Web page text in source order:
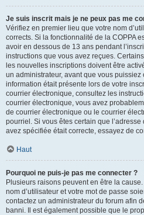
Je suis inscrit mais je ne peux pas me
Vérifiez en premier lieu que votre nom
corrects. Si la fonctionnalité de la COPPA
avoir en dessous de 13 ans pendant
instructions que vous avez reçues.
les nouvelles inscriptions doivent être
un administrateur, avant que vous puissiez
information était présente lors de votre
courrier électronique, consultez les
courrier électronique, vous avez
de courrier électronique ou le courrier
pourriel. Si vous êtes certain que
avez spécifiée était correcte, essayez de
Haut
Pourquoi ne puis-je pas me connecter ?
Plusieurs raisons peuvent en être la
nom d’utilisateur et votre mot de passe
contactez un administrateur du forum afin
banni. Il est également possible que le